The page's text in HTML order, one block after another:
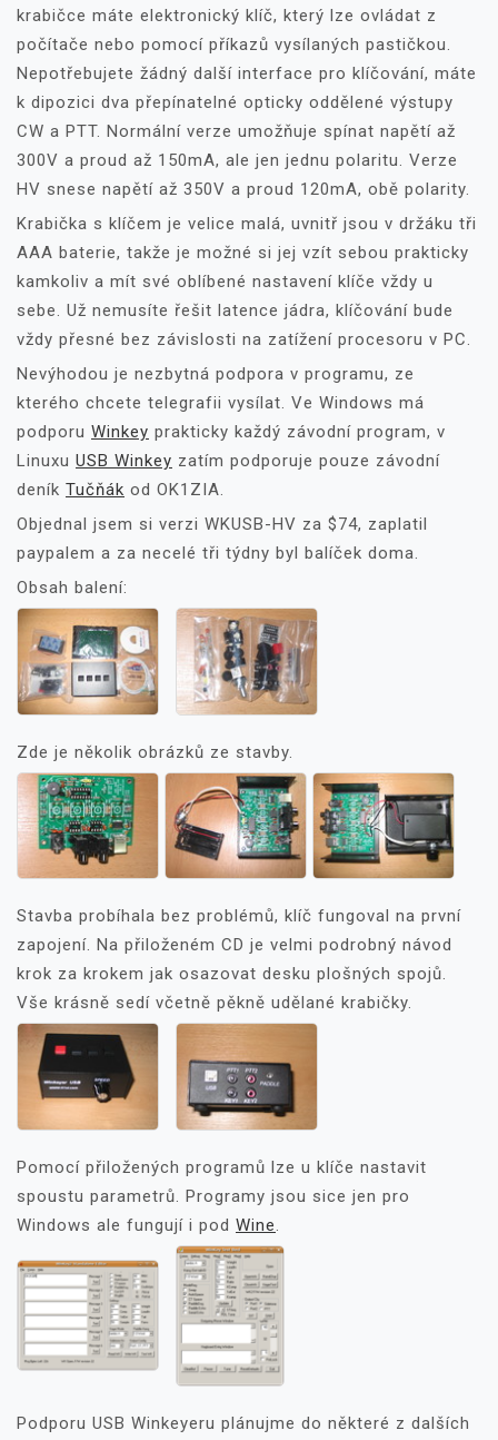
krabičce máte elektronický klíč, který lze ovládat z
počítače nebo pomocí příkazů vysílaných pastičkou.
Nepotřebujete žádný další interface pro klíčování, máte
k dipozici dva přepínatelné opticky oddělené výstupy
CW a PTT. Normální verze umožňuje spínat napětí až
300V a proud až 150mA, ale jen jednu polaritu. Verze
HV snese napětí až 350V a proud 120mA, obě polarity.
Krabička s klíčem je velice malá, uvnitř jsou v držáku tři
AAA baterie, takže je možné si jej vzít sebou prakticky
kamkoliv a mít své oblíbené nastavení klíče vždy u
sebe. Už nemusíte řešit latence jádra, klíčování bude
vždy přesné bez závislosti na zatížení procesoru v PC.
Nevýhodou je nezbytná podpora v programu, ze
kterého chcete telegrafii vysílat. Ve Windows má
podporu Winkey prakticky každý závodní program, v
Linuxu USB Winkey zatím podporuje pouze závodní
deník Tučňák od OK1ZIA.
Objednal jsem si verzi WKUSB-HV za $74, zaplatil
paypalem a za necelé tři týdny byl balíček doma.
Obsah balení:
Zde je několik obrázků ze stavby.
Stavba probíhala bez problémů, klíč fungoval na první
zapojení. Na přiloženém CD je velmi podrobný návod
krok za krokem jak osazovat desku plošných spojů.
Vše krásně sedí včetně pěkně udělané krabičky.
Pomocí přiložených programů lze u klíče nastavit
spoustu parametrů. Programy jsou sice jen pro
Windows ale fungují i pod Wine
Podporu USB Winkeyeru plánujme do některé z dalších